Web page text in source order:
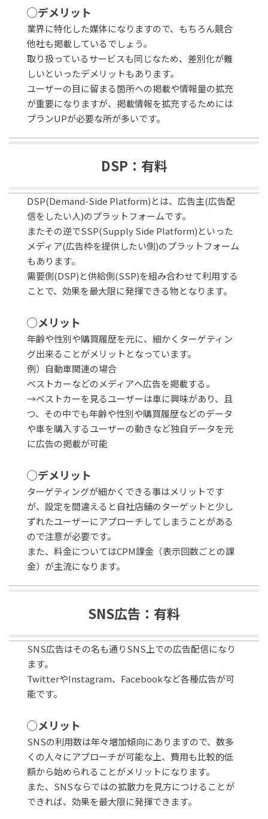
◯デメリット
業界に特化した媒体になりますので、もちろん競合
他社も掲載しているでしょう。
取り扱っているサービスも同じなため、差別化が難
しいといったデメリットもあります。
ユーザーの目に留まる箇所への掲載や情報量の拡充
が重要になりますが、掲載情報を拡充するためには
プランUPが必要な所が多いです。
DSP：有料
DSP(Demand-Side Platform)とは、広告主(広告配
信をしたい人)のプラットフォームです。
またその逆でSSP(Supply Side Platform)といった
メディア(広告枠を提供したい側)のプラットフォーム
もあります。
需要側(DSP)と供給側(SSP)を組み合わせて利用する
ことで、効果を最大限に発揮できる物となります。
◯メリット
年齢や性別や購買履歴を元に、細かくターゲティン
グ出来ることがメリットとなっています。
例）自動車関連の場合
ベストカーなどのメディアへ広告を掲載する。
→ベストカーを見るユーザーは車に興味があり、且
つ、その中でも年齢や性別や購買履歴などのデータ
や車を購入するユーザーの動きなど独自データを元
に広告の掲載が可能
◯デメリット
ターゲティングが細かくできる事はメリットです
が、設定を間違えると自社店舗のターゲットと少し
ずれたユーザーにアプローチしてしまうことがある
ので注意が必要です。
また、料金についてはCPM課金（表示回数ごとの課
金）が主流になります。
SNS広告：有料
SNS広告はその名も通りSNS上での広告配信になり
ます。
TwitterやInstagram、Facebookなど各種広告が可
能です。
◯メリット
SNSの利用数は年々増加傾向にありますので、数多
くの人々にアプローチが可能な上、費用も比較的低
額から始められることがメリットになります。
また、SNSならではの拡散力を見方につけることが
できれば、効果を最大限に発揮できます。